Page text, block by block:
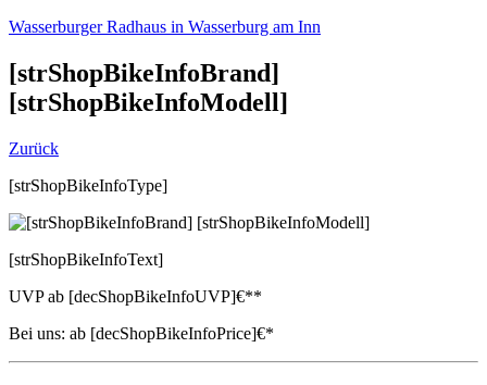
Wasserburger Radhaus in Wasserburg am Inn
[strShopBikeInfoBrand]
[strShopBikeInfoModell]
Zurück
[strShopBikeInfoType]
[strShopBikeInfoText]
UVP ab [decShopBikeInfoUVP]€**
Bei uns: ab [decShopBikeInfoPrice]€*